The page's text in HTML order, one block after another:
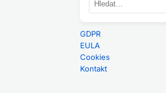
GDPR
EULA
Cookies
Kontakt